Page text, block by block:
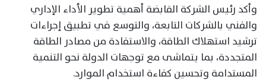
وأكد رئيس الشركة القابضة أهمية تطوير الأداء الإداري
والفني بالشركات التابعة، والتوسع في تطبيق إجراءات
ترشيد استهلاك الطاقة، والاستفادة من مصادر الطاقة
المتجددة، بما يتماشى مع توجهات الدولة نحو التنمية
المستدامة وتحسين كفاءة استخدام الموارد.